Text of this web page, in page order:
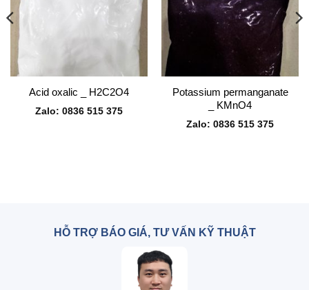
Acid oxalic _ H2C2O4
Zalo: 0836 515 375
Potassium permanganate
_ KMnO4
Zalo: 0836 515 375
HỖ TRỢ BÁO GIÁ, TƯ VẤN KỸ THUẬT